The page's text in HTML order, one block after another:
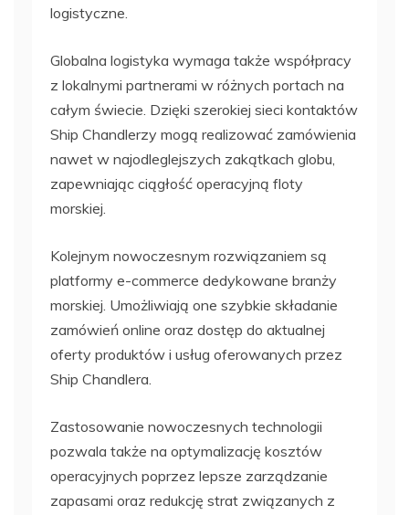
logistyczne.
Globalna logistyka wymaga także współpracy
z lokalnymi partnerami w różnych portach na
całym świecie. Dzięki szerokiej sieci kontaktów
Ship Chandlerzy mogą realizować zamówienia
nawet w najodleglejszych zakątkach globu,
zapewniając ciągłość operacyjną floty
morskiej.
Kolejnym nowoczesnym rozwiązaniem są
platformy e-commerce dedykowane branży
morskiej. Umożliwiają one szybkie składanie
zamówień online oraz dostęp do aktualnej
oferty produktów i usług oferowanych przez
Ship Chandlera.
Zastosowanie nowoczesnych technologii
pozwala także na optymalizację kosztów
operacyjnych poprzez lepsze zarządzanie
zapasami oraz redukcję strat związanych z